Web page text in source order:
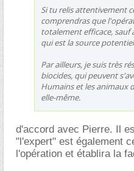
Si tu relis attentivement
comprendras que
totalement efficace,
qui est la source
Par ailleurs, je suis très
biocides, qui peuvent
Humains et les animaux
elle-même.
d'accord avec Pierre. Il
"l'expert" est également
l'opération et établira la